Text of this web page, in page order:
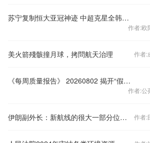
苏宁复制恒大亚冠神迹 中超克星全韩班惨遭打脸
作者:欧
美火箭殘骸撞月球，拷問航天治理 作者:
《每周质量报告》 20260802 揭开“假洋牌”的真面目
作者:公
伊朗副外长：新航线的很大一部分位于伊朗领海内，而另一部分位于阿曼领海内。 作者: